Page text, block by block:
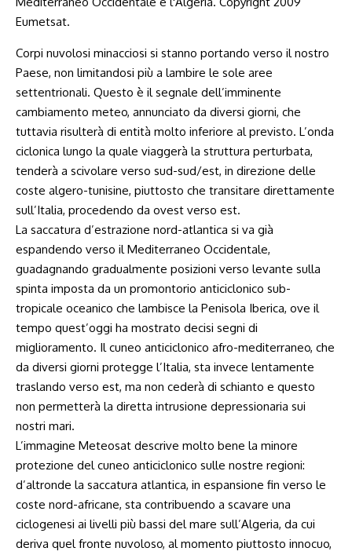
Corpi nuvolosi minacciosi si stanno portando verso il nostro
Paese, non limitandosi più a lambire le sole aree
settentrionali. Questo è il segnale dell’imminente
cambiamento meteo, annunciato da diversi giorni, che
tuttavia risulterà di entità molto inferiore al previsto. L’onda
ciclonica lungo la quale viaggerà la struttura perturbata,
tenderà a scivolare verso sud-sud/est, in direzione delle
coste algero-tunisine, piuttosto che transitare direttamente
sull’Italia, procedendo da ovest verso est.
La saccatura d’estrazione nord-atlantica si va già
espandendo verso il Mediterraneo Occidentale,
guadagnando gradualmente posizioni verso levante sulla
spinta imposta da un promontorio anticiclonico sub-
tropicale oceanico che lambisce la Penisola Iberica, ove il
tempo quest’oggi ha mostrato decisi segni di
miglioramento. Il cuneo anticiclonico afro-mediterraneo, che
da diversi giorni protegge l’Italia, sta invece lentamente
traslando verso est, ma non cederà di schianto e questo
non permetterà la diretta intrusione depressionaria sui
nostri mari.
L’immagine Meteosat descrive molto bene la minore
protezione del cuneo anticiclonico sulle nostre regioni:
d’altronde la saccatura atlantica, in espansione fin verso le
coste nord-africane, sta contribuendo a scavare una
ciclogenesi ai livelli più bassi del mare sull’Algeria, da cui
deriva quel fronte nuvoloso, al momento piuttosto innocuo,